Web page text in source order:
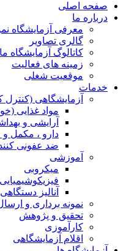
صفحه اصلی
درباره ما
معرفی آزمایشگاه
گالری تصاویر
کاتالوگ آزمایشگاه
زمینه های فعالیت
موقعیت شغلی
خدمات
آزمایشگاهی (کنترل
مواد غذایی
آرایشی و
دارو ، مکمل و
ضد عفونی
آموزشی
میکروبی
فیزیکوشیمیایی
آنالیز دستگاهی
نمونه برداری و
تحقیق و پژوهش
کارآموزی
اقلام آزمایشگاهی